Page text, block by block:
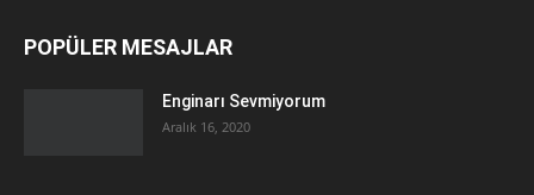
POPÜLER MESAJLAR
Enginarı Sevmiyorum
Aralık 16, 2020